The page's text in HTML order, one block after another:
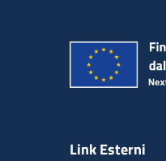
Link Esterni